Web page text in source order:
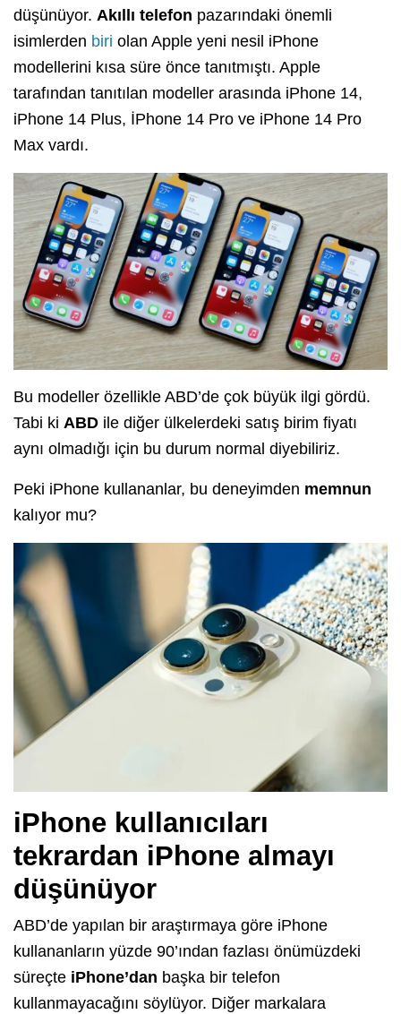
düşünüyor. Akıllı telefon pazarındaki önemli
isimlerden biri olan Apple yeni nesil iPhone
modellerini kısa süre önce tanıtmıştı. Apple
tarafından tanıtılan modeller arasında iPhone 14,
iPhone 14 Plus, İPhone 14 Pro ve iPhone 14 Pro
Max vardı.
Bu modeller özellikle ABD’de çok büyük ilgi gördü.
Tabi ki ABD ile diğer ülkelerdeki satış birim fiyatı
aynı olmadığı için bu durum normal diyebiliriz.
Peki iPhone kullananlar, bu deneyimden memnun
kalıyor mu?
iPhone kullanıcıları
tekrardan iPhone almayı
düşünüyor
ABD’de yapılan bir araştırmaya göre iPhone
kullananların yüzde 90’ından fazlası önümüzdeki
süreçte iPhone’dan başka bir telefon
kullanmayacağını söylüyor. Diğer markalara